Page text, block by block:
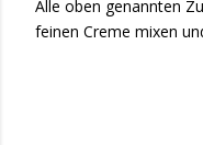
Alle oben genannten
feinen Creme mixen